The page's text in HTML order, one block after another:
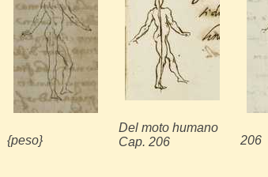
{peso}
Del moto humano
Cap. 206
206